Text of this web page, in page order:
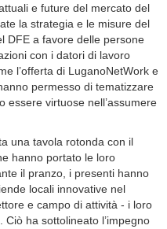
e future del mercato del
la strategia e le misure del
DFE a favore delle persone
con i datori di lavoro
l’offerta di LuganoNetWork e
permesso di tematizzare
essere virtuose nell’assumere
una tavola rotonda con il
hanno portato le loro
il pranzo, i presenti hanno
locali innovative nel
e campo di attività - i loro
ha sottolineato l’impegno